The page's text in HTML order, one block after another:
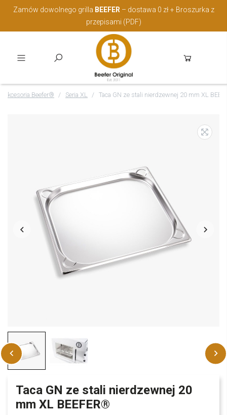
Zamów dowolnego grilla BEEFER – dostawa 0 zł + Broszurka z
przepisami (PDF)
Akcesoria Beefer® Seria XL Taca GN ze stali nierdzewnej 20 mm XL
Taca GN ze stali nierdzewnej 20
mm XL BEEFER®